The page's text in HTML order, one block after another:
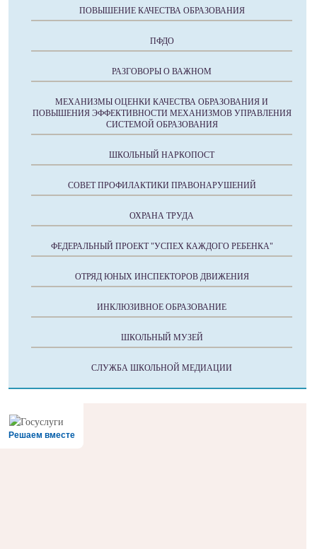
ПОВЫШЕНИЕ КАЧЕСТВА ОБРАЗОВАНИЯ
ПФДО
РАЗГОВОРЫ О ВАЖНОМ
МЕХАНИЗМЫ ОЦЕНКИ КАЧЕСТВА ОБРАЗОВАНИЯ И
ПОВЫШЕНИЯ ЭФФЕКТИВНОСТИ МЕХАНИЗМОВ УПРАВЛЕНИЯ
СИСТЕМОЙ ОБРАЗОВАНИЯ
ШКОЛЬНЫЙ НАРКОПОСТ
СОВЕТ ПРОФИЛАКТИКИ ПРАВОНАРУШЕНИЙ
ОХРАНА ТРУДА
ФЕДЕРАЛЬНЫЙ ПРОЕКТ "УСПЕХ КАЖДОГО РЕБЕНКА"
ОТРЯД ЮНЫХ ИНСПЕКТОРОВ ДВИЖЕНИЯ
ИНКЛЮЗИВНОЕ ОБРАЗОВАНИЕ
ШКОЛЬНЫЙ МУЗЕЙ
СЛУЖБА ШКОЛЬНОЙ МЕДИАЦИИ
Решаем вместе